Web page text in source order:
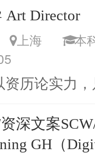
Art Director
上海
资历论实力
深文案
GH（